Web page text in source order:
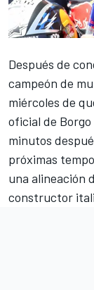
Después de
campeón de
miércoles de
oficial de Borgo
minutos
próximas
una alineación
constructor